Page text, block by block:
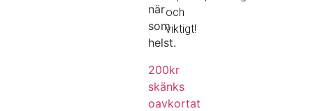
när
som
helst.
200kr
skänks
oavkortat
och
viktigt!